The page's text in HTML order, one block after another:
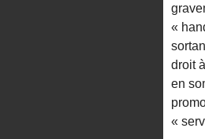
«
droit
en
«